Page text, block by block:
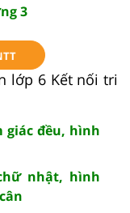
3
lớp 6 Kết nối tri
giác đều, hình
nhật, hình